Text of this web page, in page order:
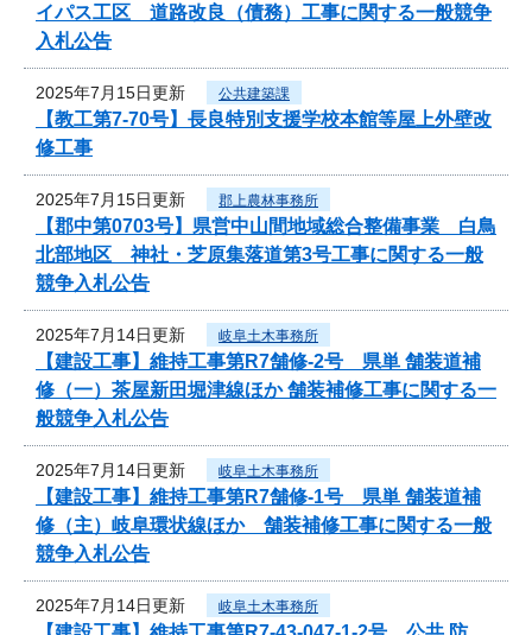
イパス工区 道路改良（債務）工事に関する一般競争
入札公告
2025年7月15日更新 公共建築課
【教工第7-70号】長良特別支援学校本館等屋上外壁改
修工事
2025年7月15日更新 郡上農林事務所
【郡中第0703号】県営中山間地域総合整備事業 白鳥
北部地区 神社・芝原集落道第3号工事に関する一般
競争入札公告
2025年7月14日更新 岐阜土木事務所
【建設工事】維持工事第R7舗修-2号 県単 舗装道補
修（一）茶屋新田堀津線ほか 舗装補修工事に関する一
般競争入札公告
2025年7月14日更新 岐阜土木事務所
【建設工事】維持工事第R7舗修-1号 県単 舗装道補
修（主）岐阜環状線ほか 舗装補修工事に関する一般
競争入札公告
2025年7月14日更新 岐阜土木事務所